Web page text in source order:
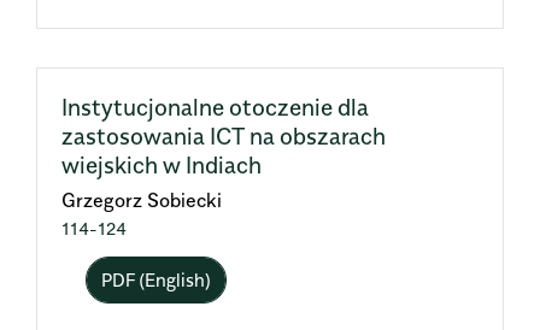
Instytucjonalne otoczenie dla
zastosowania ICT na obszarach
wiejskich w Indiach
Grzegorz Sobiecki
114-124
PDF (English)